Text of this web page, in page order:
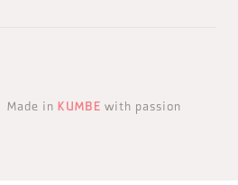
Made in KUMBE with passion